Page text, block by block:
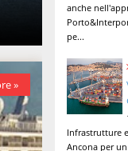
»
anche
pe...
Infrastrutture
Ancona per